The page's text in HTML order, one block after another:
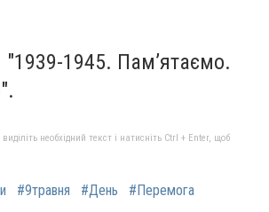
"1939-1945. Пам’ятаємо.
необхідний текст і натисніть Ctrl + Enter, щоб
#9травня #День #Перемога